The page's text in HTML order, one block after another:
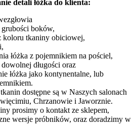
detali łóżka do klienta:
boków,
koloru tkaniny obiciowej,
łóżka z pojemnikiem na pościel,
długości oraz
łóżka jako kontynentalne, lub
dostępne są w Naszych salonach
Chrzanowie i Jaworznie.
prosimy o kontakt ze sklepem,
wersje próbników, oraz doradzimy w